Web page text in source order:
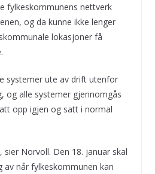
fylkeskommunens nettverk
og da kunne ikke lenger
lokasjoner få
systemer ute av drift utenfor
og alle systemer gjennomgås
opp igjen og satt i normal
Norvoll. Den 18. januar skal
av når fylkeskommunen kan